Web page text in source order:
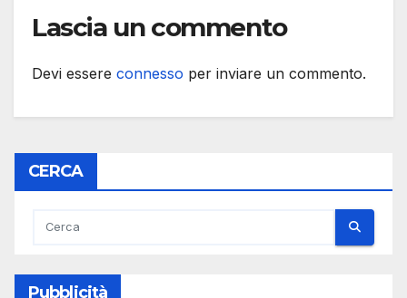
Lascia un commento
Devi essere connesso per inviare un commento.
CERCA
Pubblicità